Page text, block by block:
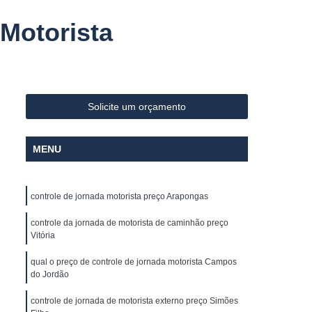
Controle de Abastecimento de Frota
Controle de Frota Minas Gerais
Empresa de Rastreador de Veiculo
Empresa de Rastreamento de Veículo
Empresa Rastreador Veicular
de Veículos
Gerenciamento de Frota Caminhões
Gerenciamento de Frota de Carros
Solicite um orçamento
MENU
controle de jornada motorista preço Arapongas
controle da jornada de motorista de caminhão preço
Vitória
qual o preço de controle de jornada motorista Campos
do Jordão
controle de jornada de motorista externo preço Simões